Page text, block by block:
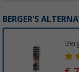
BERGER'S